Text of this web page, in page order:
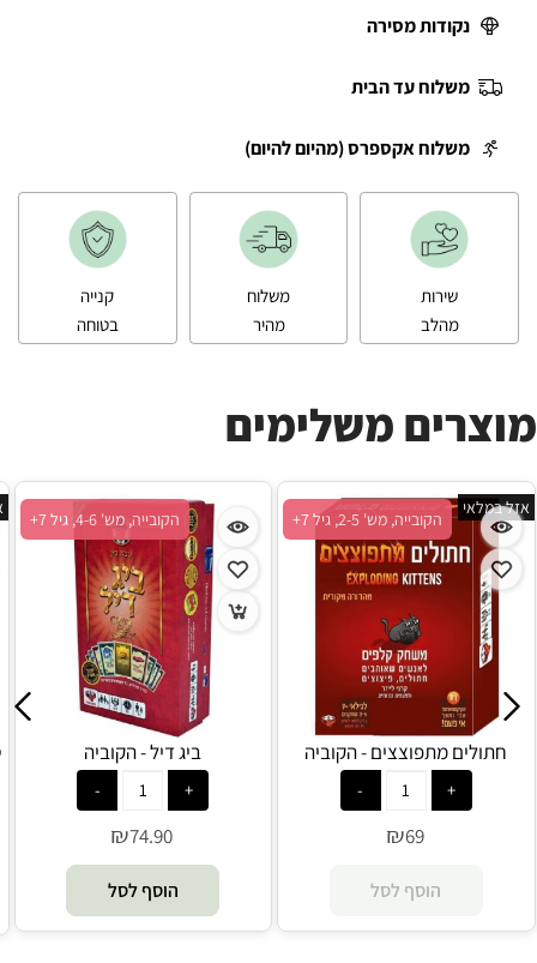
נקודות מסירה
משלוח עד הבית
משלוח אקספרס (מהיום להיום)
שירות
מהלב
משלוח
מהיר
קנייה
בטוחה
מוצרים משלימים
הקובייה, מש' 4-6, גיל 7+
ביג דיל - הקוביה
₪74.90
הוסף לסל
הקובייה, מש' 2-5, גיל 7+
אזל במלאי
חתולים מתפוצצים - הקוביה
₪69
הוסף לסל